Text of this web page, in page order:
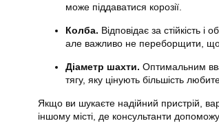
може піддаватися корозії.
Колба. Відповідає за стійкість
але важливо не переборщити,
Діаметр шахти. Оптимальним
тягу, яку цінують більшість
Якщо ви шукаєте надійний пристрій,
іншому місті, де консультанти